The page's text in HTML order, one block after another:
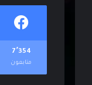
7٬354
متابعون